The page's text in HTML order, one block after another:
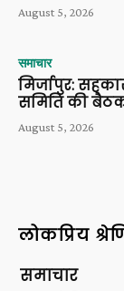
August 5, 2026
समाचार
मिर्जापुर:
समिति की
August 5, 2026
लोकप्रिय
समाचार